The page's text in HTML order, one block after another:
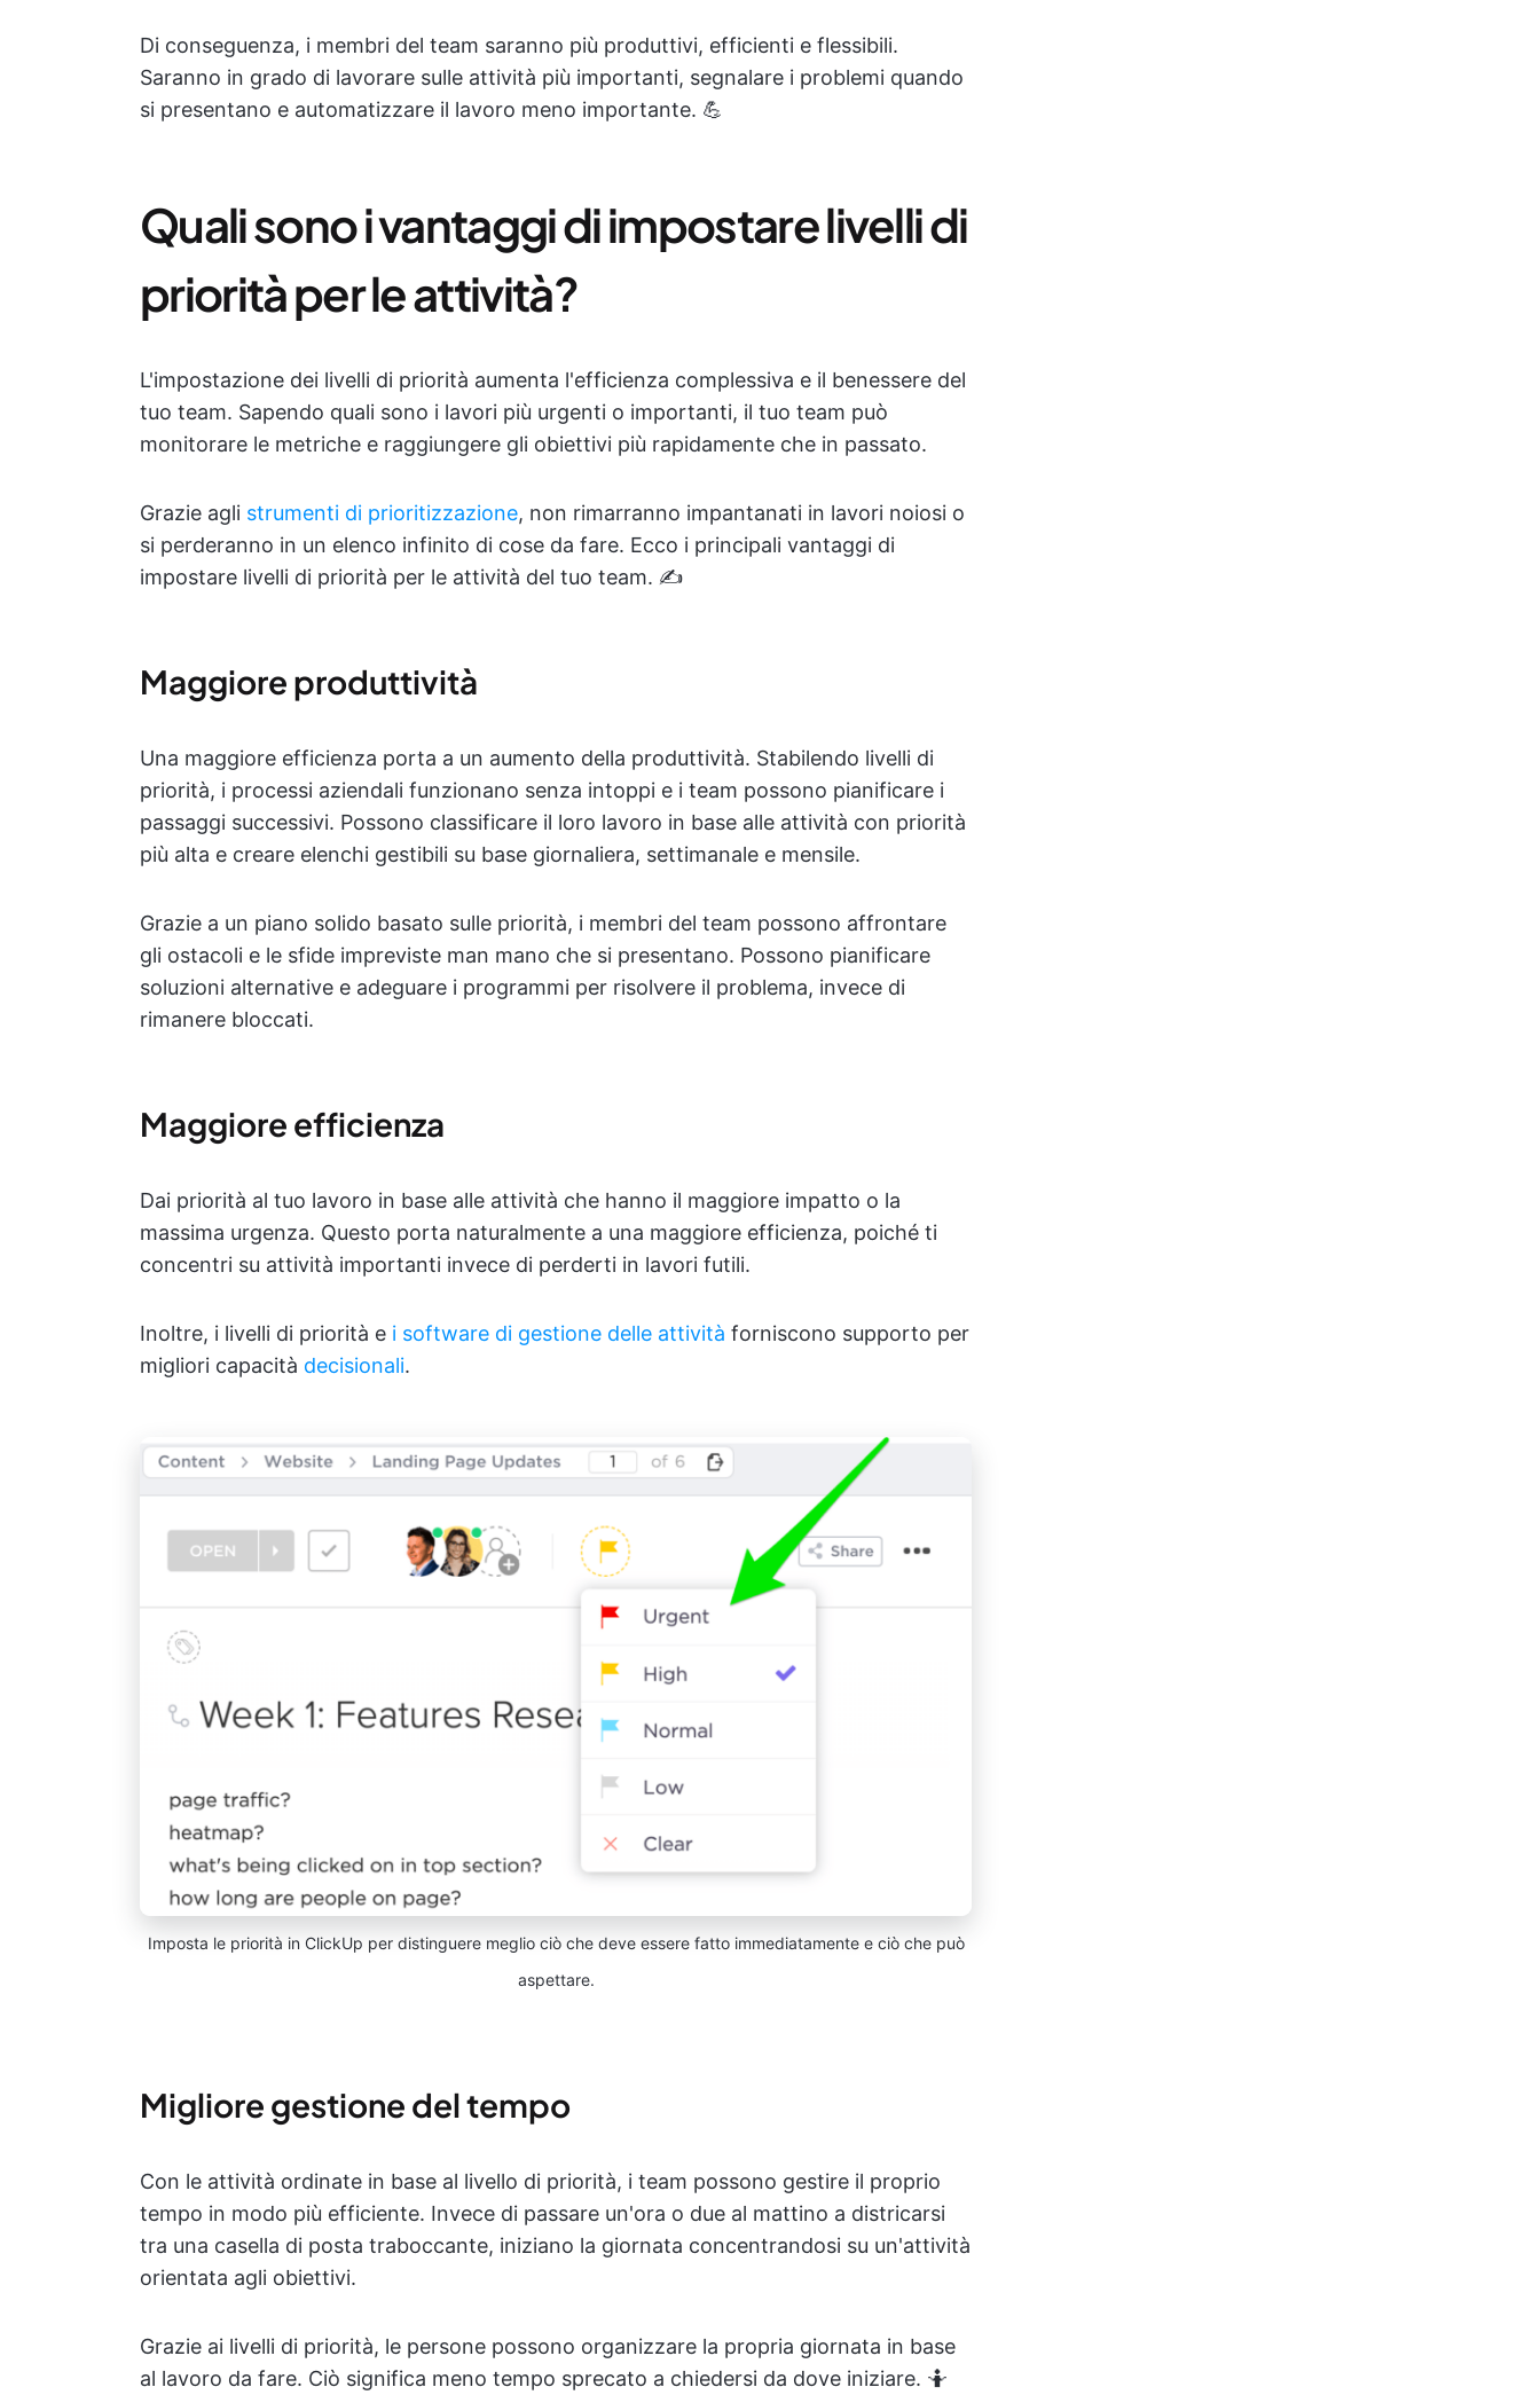
Di conseguenza, i membri del team saranno più produttivi, efficienti e flessibili.
Saranno in grado di lavorare sulle attività più importanti, segnalare i problemi quando
si presentano e automatizzare il lavoro meno importante. 💪
Quali sono i vantaggi di impostare livelli di
priorità per le attività?
L'impostazione dei livelli di priorità aumenta l'efficienza complessiva e il benessere del
tuo team. Sapendo quali sono i lavori più urgenti o importanti, il tuo team può
monitorare le metriche e raggiungere gli obiettivi più rapidamente che in passato.
Grazie agli strumenti di prioritizzazione, non rimarranno impantanati in lavori noiosi o
si perderanno in un elenco infinito di cose da fare. Ecco i principali vantaggi di
impostare livelli di priorità per le attività del tuo team. ✍️
Maggiore produttività
Una maggiore efficienza porta a un aumento della produttività. Stabilendo livelli di
priorità, i processi aziendali funzionano senza intoppi e i team possono pianificare i
passaggi successivi. Possono classificare il loro lavoro in base alle attività con priorità
più alta e creare elenchi gestibili su base giornaliera, settimanale e mensile.
Grazie a un piano solido basato sulle priorità, i membri del team possono affrontare
gli ostacoli e le sfide impreviste man mano che si presentano. Possono pianificare
soluzioni alternative e adeguare i programmi per risolvere il problema, invece di
rimanere bloccati.
Maggiore efficienza
Dai priorità al tuo lavoro in base alle attività che hanno il maggiore impatto o la
massima urgenza. Questo porta naturalmente a una maggiore efficienza, poiché ti
concentri su attività importanti invece di perderti in lavori futili.
Inoltre, i livelli di priorità e i software di gestione delle attività forniscono supporto per
migliori capacità decisionali.
Imposta le priorità in ClickUp per distinguere meglio ciò che deve essere fatto immediatamente e ciò che può
aspettare.
Migliore gestione del tempo
Con le attività ordinate in base al livello di priorità, i team possono gestire il proprio
tempo in modo più efficiente. Invece di passare un'ora o due al mattino a districarsi
tra una casella di posta traboccante, iniziano la giornata concentrandosi su un'attività
orientata agli obiettivi.
Grazie ai livelli di priorità, le persone possono organizzare la propria giornata in base
al lavoro da fare. Ciò significa meno tempo sprecato a chiedersi da dove iniziare. 🤷